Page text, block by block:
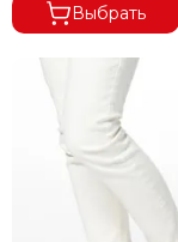
Выбрать